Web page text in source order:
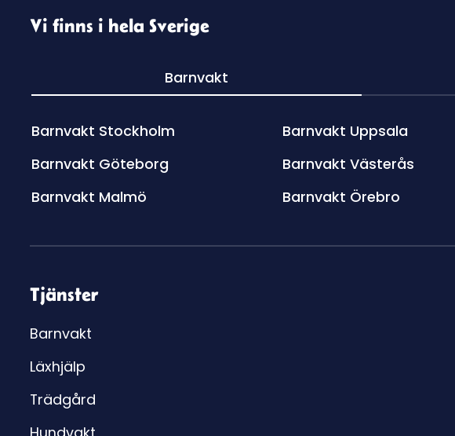
Vi finns i hela Sverige
Barnvakt
Barnvakt Stockholm
Barnvakt Göteborg
Barnvakt Malmö
Barnvakt Uppsala
Barnvakt Västerås
Barnvakt Örebro
Tjänster
Barnvakt
Läxhjälp
Trädgård